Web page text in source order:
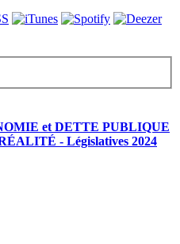
et DETTE PUBLIQUE
- Législatives 2024